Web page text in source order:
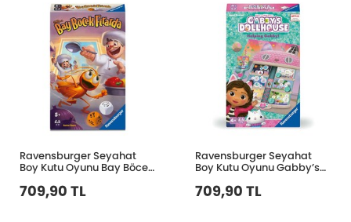
Ravensburger Seyahat
Boy Kutu Oyunu Bay Böcek
709,90 TL
Ravensburger Seyahat
Boy Kutu Oyunu Gabby’s
709,90 TL